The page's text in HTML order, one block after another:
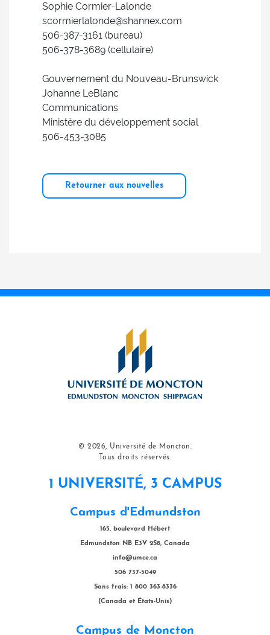
Sophie Cormier-Lalonde
scormierlalonde@shannex.com
506-387-3161 (bureau)
506-378-3689 (cellulaire)
Gouvernement du Nouveau-Brunswick
Johanne LeBlanc
Communications
Ministère du développement social
506-453-3085
Retourner aux nouvelles
© 2026, Université de Moncton.
Tous droits réservés.
1 UNIVERSITÉ, 3 CAMPUS
Campus d'Edmundston
165, boulevard Hébert
Edmundston NB E3V 2S8, Canada
info@umce.ca
506 737-5049
Sans frais: 1 800 363-8336
(Canada et États-Unis)
Campus de Moncton